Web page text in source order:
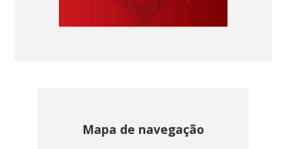
Mapa de navegação